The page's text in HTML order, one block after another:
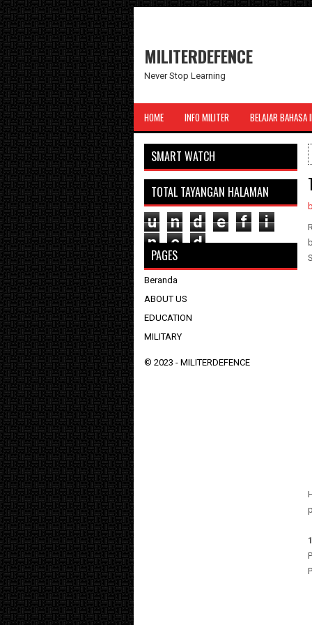
MILITERDEFENCE
Never Stop Learning
HOME INFO MILITER BELAJAR BAHASA
SMART WATCH
TOTAL TAYANGAN HALAMAN
u n d e f
i
n
e d
PAGES
Beranda
ABOUT US
EDUCATION
MILITARY
© 2023 - MILITERDEFENCE